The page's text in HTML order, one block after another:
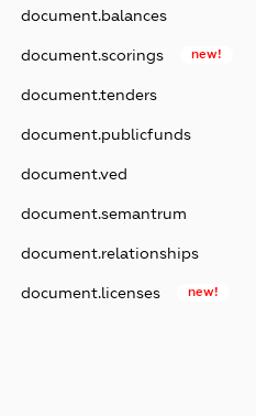
document.balances
document.scorings new!
document.tenders
document.publicfunds
document.ved
document.semantrum
document.relationships
document.licenses new!